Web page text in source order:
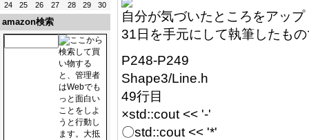
24
25 26 27 28 29 30
amazon検索
自分が気づいたところをアッ
31日を手元にして執筆したも
P248-P249
Shape3/Line.h
49行目
×std::cout << '-'
〇std::cout << '*'